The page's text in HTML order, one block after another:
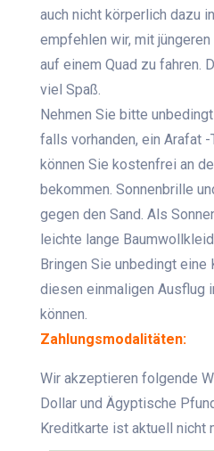
auch nicht körperlich dazu
empfehlen wir, mit
auf einem Quad zu fahren.
viel Spaß.
Nehmen Sie bitte
falls vorhanden, ein Arafat -
können Sie kostenfrei an
bekommen. Sonnenbrille
gegen den Sand. Als
leichte lange
Bringen Sie unbedingt eine
diesen einmaligen Ausflug
können.
Zahlungsmodalitäten:
Wir akzeptieren folgende
Dollar und Ägyptische
Kreditkarte ist aktuell nicht